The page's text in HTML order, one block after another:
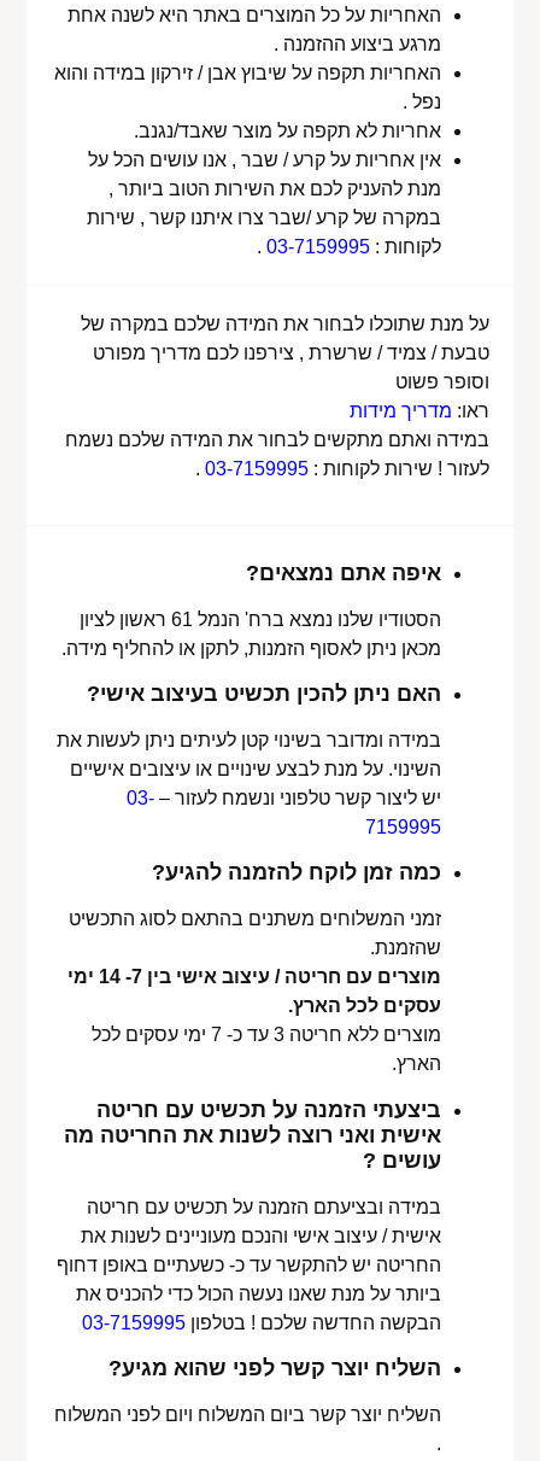
האחריות על כל המוצרים באתר היא לשנה אחת
מרגע ביצוע ההזמנה .
האחריות תקפה על שיבוץ אבן / זירקון במידה והוא
נפל .
אחריות לא תקפה על מוצר שאבד/נגנב.
אין אחריות על קרע / שבר , אנו עושים הכל על
מנת להעניק לכם את השירות הטוב ביותר ,
במקרה של קרע /שבר צרו איתנו קשר , שירות
לקוחות :03-7159995
.
על מנת שתוכלו לבחור את המידה שלכם במקרה של
טבעת / צמיד / שרשרת , צירפנו לכם מדריך מפורט
וסופר פשוט
ראו: מדריך מידות
במידה ואתם מתקשים לבחור את המידה שלכם נשמח
לעזור ! שירות לקוחות :03-7159995
.
איפה אתם נמצאים?
הסטודיו שלנו נמצא ברח' הנמל 61 ראשון לציון
מכאן ניתן לאסוף הזמנות, לתקן או להחליף מידה.
האם ניתן להכין תכשיט בעיצוב אישי?
במידה ומדובר בשינוי קטן לעיתים ניתן לעשות את
השינוי. על מנת לבצע שינויים או עיצובים אישיים
יש ליצור קשר טלפוני ונשמח לעזור –03-
7159995
כמה זמן לוקח להזמנה להגיע?
זמני המשלוחים משתנים בהתאם לסוג התכשיט
שהזמנת.
מוצרים עם חריטה / עיצוב אישי בין 7- 14 ימי
עסקים לכל הארץ.
מוצרים ללא חריטה 3 עד כ- 7 ימי עסקים לכל
הארץ.
ביצעתי הזמנה על תכשיט עם חריטה
אישית ואני רוצה לשנות את החריטה מה
עושים ?
במידה ובציעתם הזמנה על תכשיט עם חריטה
אישית / עיצוב אישי והנכם מעוניינים לשנות את
החריטה יש להתקשר עד כ- כשעתיים באופן דחוף
ביותר על מנת שאנו נעשה הכול כדי להכניס את
הבקשה החדשה שלכם ! בטלפון03-7159995
השליח יוצר קשר לפני שהוא מגיע?
השליח יוצר קשר ביום המשלוח ויום לפני המשלוח
.